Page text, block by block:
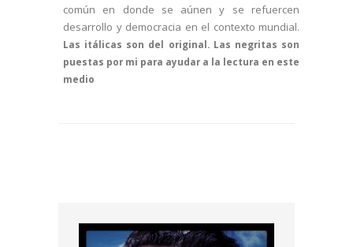
común en donde se aúnen y se refuercen
desarrollo y democracia en el contexto mundial.
Las itálicas son del original. Las negritas son
puestas por mi para ayudar a la lectura en este
medio